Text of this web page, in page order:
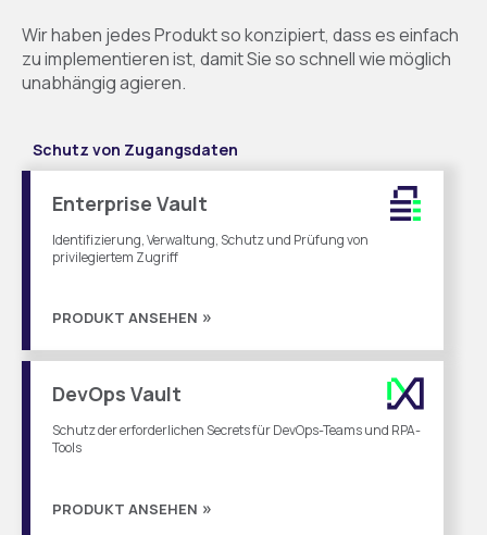
Wir haben jedes Produkt so konzipiert, dass es einfach
zu implementieren ist, damit Sie so schnell wie möglich
unabhängig agieren.
Schutz von Zugangsdaten
Enterprise Vault
Identifizierung, Verwaltung, Schutz und Prüfung von
privilegiertem Zugriff
PRODUKT ANSEHEN
DevOps Vault
Schutz der erforderlichen Secrets für DevOps-Teams und RPA-
Tools
PRODUKT ANSEHEN